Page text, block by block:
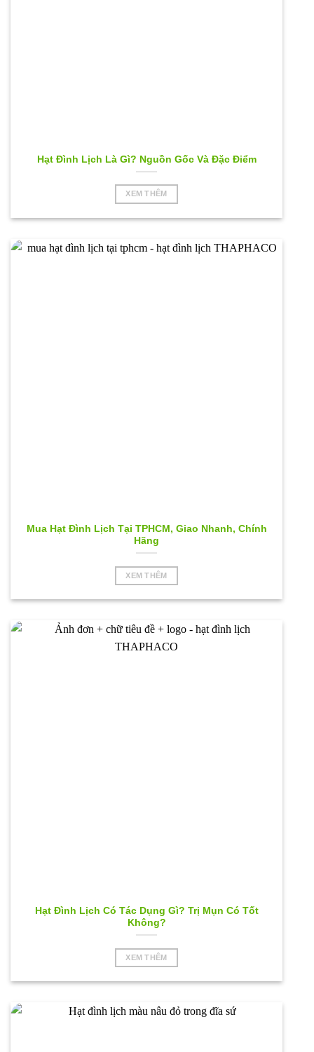
Hạt Đình Lịch Là Gì? Nguồn Gốc Và Đặc Điểm
XEM THÊM
Mua Hạt Đình Lịch Tại TPHCM, Giao Nhanh, Chính
Hãng
XEM THÊM
Hạt Đình Lịch Có Tác Dụng Gì? Trị Mụn Có Tốt
Không?
XEM THÊM